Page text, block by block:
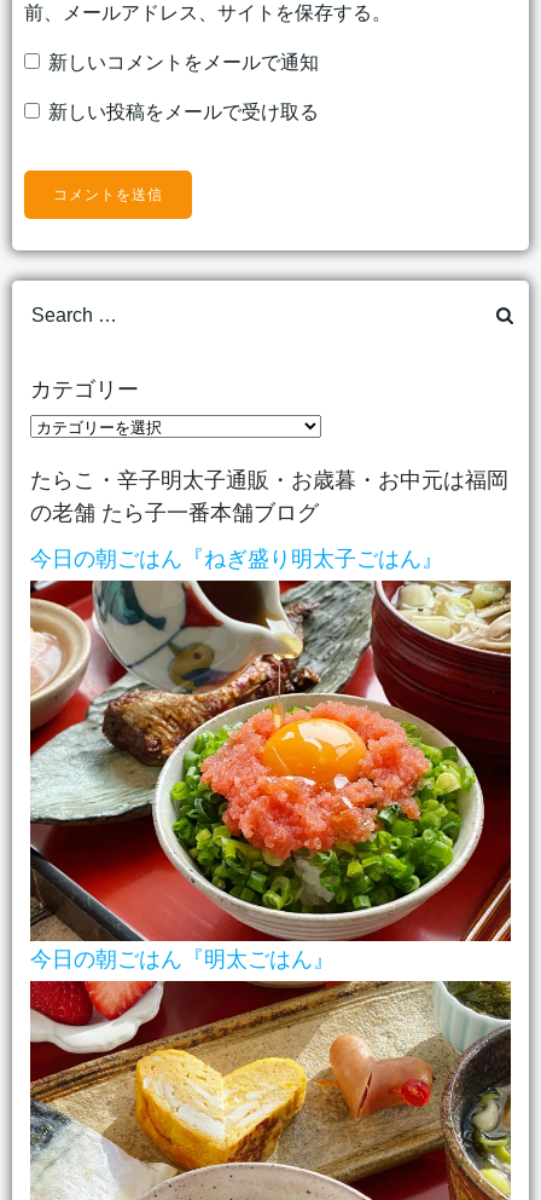
前、メールアドレス、サイトを保存する。
新しいコメントをメールで通知
新しい投稿をメールで受け取る
for:
カテゴリー
カ
ゴ
リ
ー
たらこ・辛子明太子通販・お歳暮・お中元は福岡
の老舗 たら子一番本舗ブログ
今日の朝ごはん『ねぎ盛り明太子ごはん』
今日の朝ごはん『明太ごはん』